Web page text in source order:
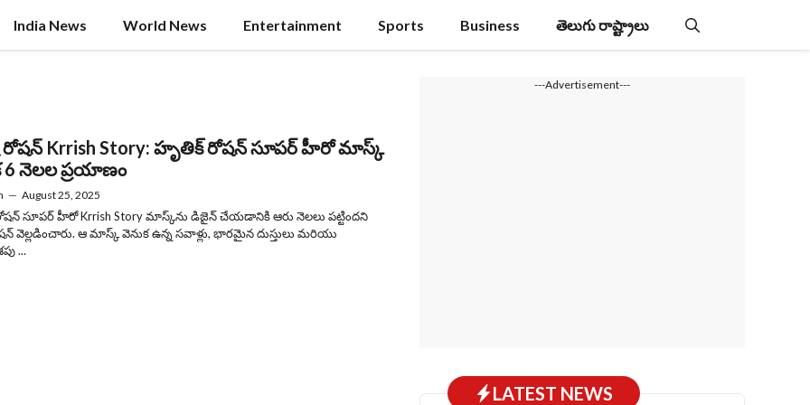
India News World News Entertainment Sports Business తెలుగు రాష్ట్రాలు
Krrish Story: హృతిక్ రోషన్ సూపర్ హీరో మాస్క్
6 నెలల ప్రయాణం
— August 25, 2025
సూపర్ హీరో Krrish Story మాస్క్‌ను డిజైన్ చేయడానికి ఆరు నెలలు పట్టిందని
వెల్లడించారు. ఆ మాస్క్ వెనుక ఉన్న సవాళ్లు, భారమైన దుస్తులు మరియు
...
---Advertisement---
LATEST NEWS